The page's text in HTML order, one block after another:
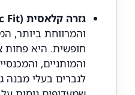
גזרה קלאסית (Classic Fit):
והמרווחת ביותר,
חופשית. היא פחות
והמותניים,
לגברים בעלי מבנה